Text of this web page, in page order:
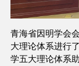
青海省因明学会
大理论体系进行
学五大理论体系